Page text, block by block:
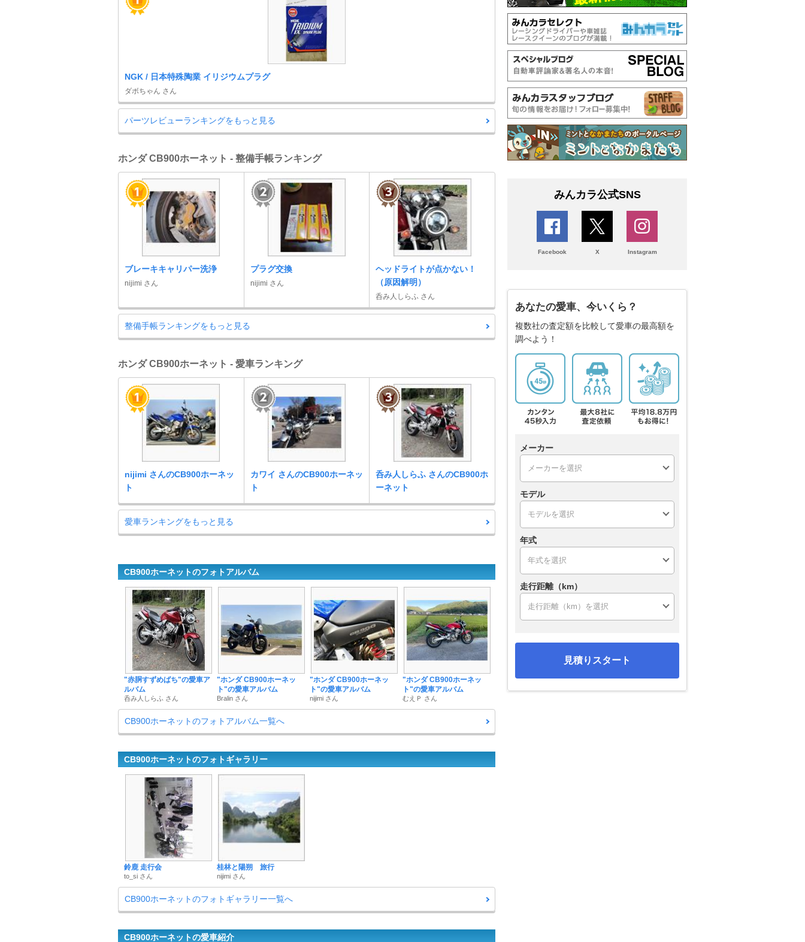
NGK / 日本特殊陶業 イリジウムプラグ
ダボちゃん さん
パーツレビューランキングをもっと見る
ホンダ CB900ホーネット - 整備手帳ランキング
ブレーキキャリパー洗浄
nijimi さん
プラグ交換
nijimi さん
ヘッドライトが点かない！
（原因解明）
呑み人しらふ さん
整備手帳ランキングをもっと見る
ホンダ CB900ホーネット - 愛車ランキング
nijimi さんのCB900ホーネッ
ト
カワイ さんのCB900ホーネッ
ト
呑み人しらふ さんのCB900ホ
ーネット
愛車ランキングをもっと見る
CB900ホーネットのフォトアルバム
"赤胴すずめばち"の愛車ア
ルバム
呑み人しらふ さん
"ホンダ CB900ホーネッ
ト"の愛車アルバム
Bralin さん
"ホンダ CB900ホーネッ
ト"の愛車アルバム
nijimi さん
"ホンダ CB900ホーネッ
ト"の愛車アルバム
むえＰ さん
CB900ホーネットのフォトアルバム一覧へ
CB900ホーネットのフォトギャラリー
鈴鹿 走行会
to_si さん
桂林と陽朔 旅行
nijimi さん
CB900ホーネットのフォトギャラリー一覧へ
CB900ホーネットの愛車紹介
みんカラ公式SNS
Facebook X Instagram
あなたの愛車、今いくら？
複数社の査定額を比較して愛車の最高額を
調べよう！
メーカー
モデル
年式
走行距離（km）
見積りスタート